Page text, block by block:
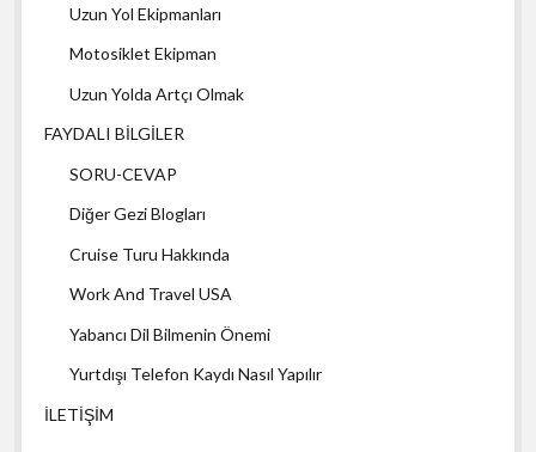
Uzun Yol Ekipmanları
Motosiklet Ekipman
Uzun Yolda Artçı Olmak
FAYDALI BİLGİLER
SORU-CEVAP
Diğer Gezi Blogları
Cruise Turu Hakkında
Work And Travel USA
Yabancı Dil Bilmenin Önemi
Yurtdışı Telefon Kaydı Nasıl Yapılır
İLETİŞİM